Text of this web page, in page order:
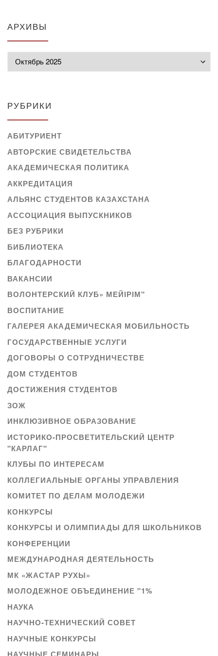
АРХИВЫ
РУБРИКИ
АБИТУРИЕНТ
АВТОРСКИЕ СВИДЕТЕЛЬСТВА
АКАДЕМИЧЕСКАЯ ПОЛИТИКА
АККРЕДИТАЦИЯ
АЛЬЯНС СТУДЕНТОВ КАЗАХСТАНА
АССОЦИАЦИЯ ВЫПУСКНИКОВ
БЕЗ РУБРИКИ
БИБЛИОТЕКА
БЛАГОДАРНОСТИ
ВАКАНСИИ
ВОЛОНТЕРСКИЙ КЛУБ» МЕЙІРІМ"
ВОСПИТАНИЕ
ГАЛЕРЕЯ АКАДЕМИЧЕСКАЯ МОБИЛЬНОСТЬ
ГОСУДАРСТВЕННЫЕ УСЛУГИ
ДОГОВОРЫ О СОТРУДНИЧЕСТВЕ
ДОМ СТУДЕНТОВ
ДОСТИЖЕНИЯ СТУДЕНТОВ
ЗОЖ
ИНКЛЮЗИВНОЕ ОБРАЗОВАНИЕ
ИСТОРИКО-ПРОСВЕТИТЕЛЬСКИЙ ЦЕНТР
"КАРЛАГ"
КЛУБЫ ПО ИНТЕРЕСАМ
КОЛЛЕГИАЛЬНЫЕ ОРГАНЫ УПРАВЛЕНИЯ
КОМИТЕТ ПО ДЕЛАМ МОЛОДЕЖИ
КОНКУРСЫ
КОНКУРСЫ И ОЛИМПИАДЫ ДЛЯ ШКОЛЬНИКОВ
КОНФЕРЕНЦИИ
МЕЖДУНАРОДНАЯ ДЕЯТЕЛЬНОСТЬ
МК «ЖАСТАР РУХЫ»
МОЛОДЕЖНОЕ ОБЪЕДИНЕНИЕ "1%
НАУКА
НАУЧНО-ТЕХНИЧЕСКИЙ СОВЕТ
НАУЧНЫЕ КОНКУРСЫ